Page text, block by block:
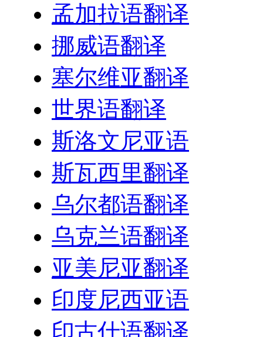
孟加拉语翻译
挪威语翻译
塞尔维亚翻译
世界语翻译
斯洛文尼亚语
斯瓦西里翻译
乌尔都语翻译
乌克兰语翻译
亚美尼亚翻译
印度尼西亚语
印古什语翻译